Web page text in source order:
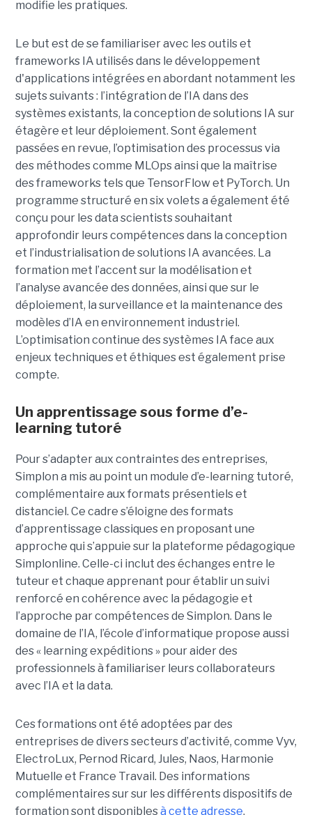
modifie les pratiques.
Le but est de se familiariser avec les outils et
frameworks IA utilisés dans le développement
d'applications intégrées en abordant notamment les
sujets suivants : l’intégration de l’IA dans des
systèmes existants, la conception de solutions IA sur
étagère et leur déploiement. Sont également
passées en revue, l’optimisation des processus via
des méthodes comme MLOps ainsi que la maîtrise
des frameworks tels que TensorFlow et PyTorch. Un
programme structuré en six volets a également été
conçu pour les data scientists souhaitant
approfondir leurs compétences dans la conception
et l’industrialisation de solutions IA avancées. La
formation met l’accent sur la modélisation et
l’analyse avancée des données, ainsi que sur le
déploiement, la surveillance et la maintenance des
modèles d’IA en environnement industriel.
L’optimisation continue des systèmes IA face aux
enjeux techniques et éthiques est également prise
compte.
Un apprentissage sous forme d’e-
learning tutoré
Pour s’adapter aux contraintes des entreprises,
Simplon a mis au point un module d’e-learning tutoré,
complémentaire aux formats présentiels et
distanciel. Ce cadre s’éloigne des formats
d’apprentissage classiques en proposant une
approche qui s’appuie sur la plateforme pédagogique
Simplonline. Celle-ci inclut des échanges entre le
tuteur et chaque apprenant pour établir un suivi
renforcé en cohérence avec la pédagogie et
l’approche par compétences de Simplon. Dans le
domaine de l’IA, l’école d’informatique propose aussi
des « learning expéditions » pour aider des
professionnels à familiariser leurs collaborateurs
avec l’IA et la data.
Ces formations ont été adoptées par des
entreprises de divers secteurs d’activité, comme Vyv,
ElectroLux, Pernod Ricard, Jules, Naos, Harmonie
Mutuelle et France Travail. Des informations
complémentaires sur sur les différents dispositifs de
formation sont disponiblesà cette adresse.